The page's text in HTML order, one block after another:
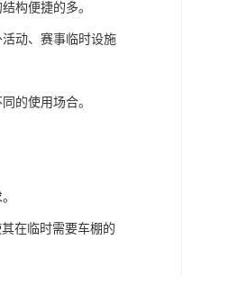
构便捷的多。
动、赛事临时设施
的使用场合。
在临时需要车棚的